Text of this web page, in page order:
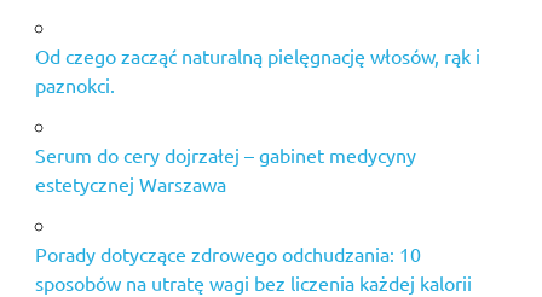
Od czego zacząć naturalną pielęgnację włosów, rąk i
paznokci.
Serum do cery dojrzałej – gabinet medycyny
estetycznej Warszawa
Porady dotyczące zdrowego odchudzania: 10
sposobów na utratę wagi bez liczenia każdej kalorii